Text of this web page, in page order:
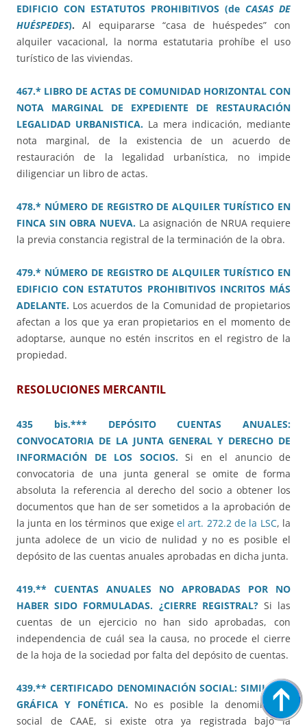
EDIFICIO CON ESTATUTOS PROHIBITIVOS (de CASAS DE
HUÉSPEDES). Al equipararse “casa de huéspedes” con
alquiler vacacional, la norma estatutaria prohíbe el uso
turístico de las viviendas.
467.* LIBRO DE ACTAS DE COMUNIDAD HORIZONTAL CON
NOTA MARGINAL DE EXPEDIENTE DE RESTAURACIÓN
LEGALIDAD URBANISTICA. La mera indicación, mediante
nota marginal, de la existencia de un acuerdo de
restauración de la legalidad urbanística, no impide
diligenciar un libro de actas.
478.* NÚMERO DE REGISTRO DE ALQUILER TURÍSTICO EN
FINCA SIN OBRA NUEVA. La asignación de NRUA requiere
la previa constancia registral de la terminación de la obra.
479.* NÚMERO DE REGISTRO DE ALQUILER TURÍSTICO EN
EDIFICIO CON ESTATUTOS PROHIBITIVOS INCRITOS MÁS
ADELANTE. Los acuerdos de la Comunidad de propietarios
afectan a los que ya eran propietarios en el momento de
adoptarse, aunque no estén inscritos en el registro de la
propiedad.
RESOLUCIONES MERCANTIL
435 bis.*** DEPÓSITO CUENTAS ANUALES:
CONVOCATORIA DE LA JUNTA GENERAL Y DERECHO DE
INFORMACIÓN DE LOS SOCIOS.Si en el anuncio de
convocatoria de una junta general se omite de forma
absoluta la referencia al derecho del socio a obtener los
documentos que han de ser sometidos a la aprobación de
la junta en los términos que exigeel art. 272.2 de la LSC, la
junta adolece de un vicio de nulidad y no es posible el
depósito de las cuentas anuales aprobadas en dicha junta.
419.** CUENTAS ANUALES NO APROBADAS POR NO
HABER SIDO FORMULADAS. ¿CIERRE REGISTRAL?Si las
cuentas de un ejercicio no han sido aprobadas, con
independencia de cuál sea la causa, no procede el cierre
de la hoja de la sociedad por falta del depósito de cuentas.
439.** CERTIFICADO DENOMINACIÓN SOCIAL: SIMILITUD
GRÁFICA Y FONÉTICA. No es posible la denominación
social de CAAE, si existe otra ya registrada bajo la